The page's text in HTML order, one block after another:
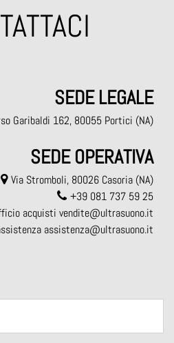
SEDE LEGALE
Garibaldi 162, 80055 Portici (NA)
SEDE OPERATIVA
Via Stromboli, 80026 Casoria (NA)
+39 081 737 59 25
acquisti vendite@ultrasuono.it
assistenza@ultrasuono.it